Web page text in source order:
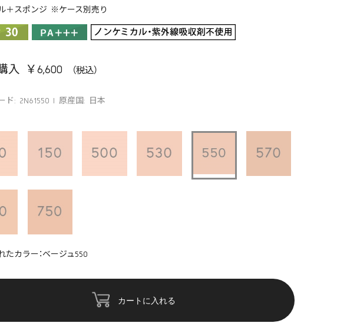
＋スポンジ ※ケース別売り
入 ￥6,600
ド: 2N61550 原産国: 日本
たカラー：ベージュ550
カートに入れる